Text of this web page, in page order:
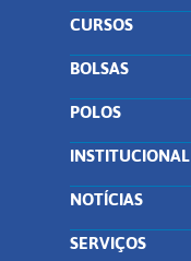
CURSOS
BOLSAS
POLOS
INSTITUCIONAL
NOTÍCIAS
SERVIÇOS